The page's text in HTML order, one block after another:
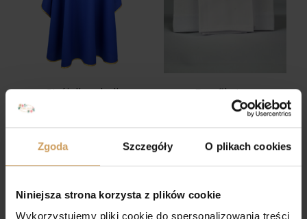
Zgoda Szczegóły O plikach cookies
Niniejsza strona korzysta z plików cookie
Wykorzystujemy pliki cookie do spersonalizowania treści
Strój dla scholi Puryfikaterz
20,00zł